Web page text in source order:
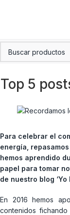
Top 5
Para celebrar el
energía,
hemos aprendido
papel para tomar
de nuestro blog ‘Yo
En 2016 hemos
contenidos